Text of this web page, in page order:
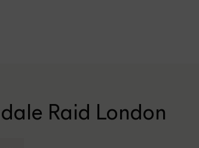
Raid London